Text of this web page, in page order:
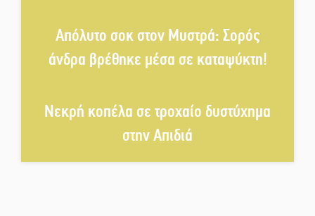
Πολιτισμός και παράδοση δίνουν
ραντεβού στην Αγόριανη
δυναμικό καλοκαιρινό party
Διακοπή μαθημάτων στο
Απόλυτο σοκ στον Μυστρά: Σορός
άνδρα βρέθηκε μέσα σε καταψύκτη!
Νεκρή κοπέλα σε τροχαίο δυστύχημα
στην Απιδιά